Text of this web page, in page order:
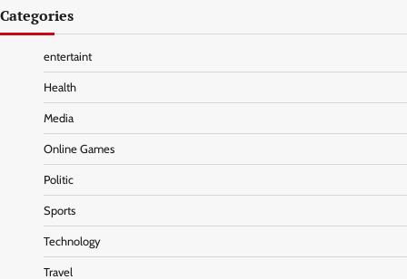
Categories
entertaint
Health
Media
Online Games
Politic
Sports
Technology
Travel